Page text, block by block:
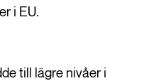
i EU.
till lägre nivåer i